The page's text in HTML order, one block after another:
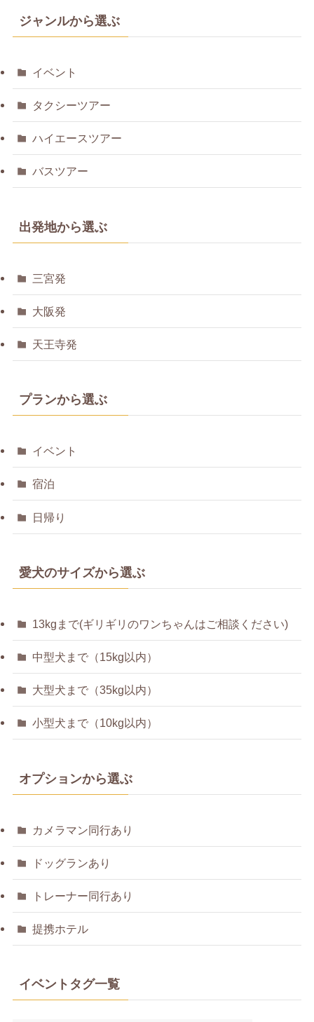
ジャンルから選ぶ
イベント
タクシーツアー
ハイエースツアー
バスツアー
出発地から選ぶ
三宮発
大阪発
天王寺発
プランから選ぶ
イベント
宿泊
日帰り
愛犬のサイズから選ぶ
13kgまで(ギリギリのワンちゃんはご相談ください)
中型犬まで（15kg以内）
大型犬まで（35kg以内）
小型犬まで（10kg以内）
オプションから選ぶ
カメラマン同行あり
ドッグランあり
トレーナー同行あり
提携ホテル
イベントタグ一覧